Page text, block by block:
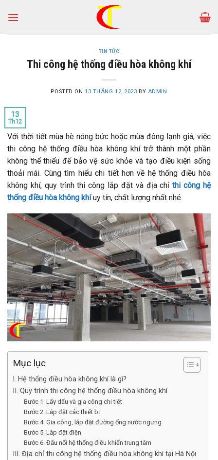
TIN TỨC
Thi công hệ thống điều hòa không khí
POSTED ON 13 THÁNG 12, 2023 BY ADMIN
13
Th12
Với thời tiết mùa hè nóng bức hoặc mùa đông lạnh giá, việc
thi công hệ thống điều hòa không khí trở thành một phần
không thể thiếu để bảo vệ sức khỏe và tạo điều kiện sống
thoải mái. Cùng tìm hiểu chi tiết hơn về hệ thống điều hòa
không khí, quy trình thi công lắp đặt và địa chỉ thi công hệ
thống điều hòa không khíuy tín, chất lượng nhất nhé.
Mục lục
I. Hệ thống điều hòa không khí là gì?
II. Quy trình thi công hệ thống điều hòa không khí
Bước 1: Lấy dấu và gia công chi tiết
Bước 2: Lắp đặt các thiết bị
Bước 4: Gia công, lắp đặt đường ống nước ngưng
Bước 5: Lắp đặt điện
Bước 6: Đấu nối hệ thống điều khiển trung tâm
III. Địa chỉ thi công hệ thống điều hòa không khí tại Hà Nội